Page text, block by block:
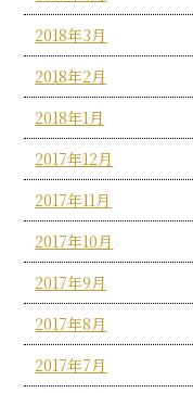
2018年3月
2018年2月
2018年1月
2017年12月
2017年11月
2017年10月
2017年9月
2017年8月
2017年7月